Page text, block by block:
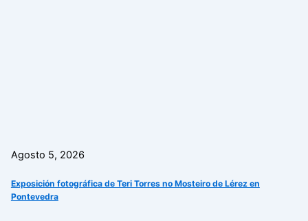
Agosto 5, 2026
Exposición fotográfica de Teri Torres no Mosteiro de Lérez en
Pontevedra